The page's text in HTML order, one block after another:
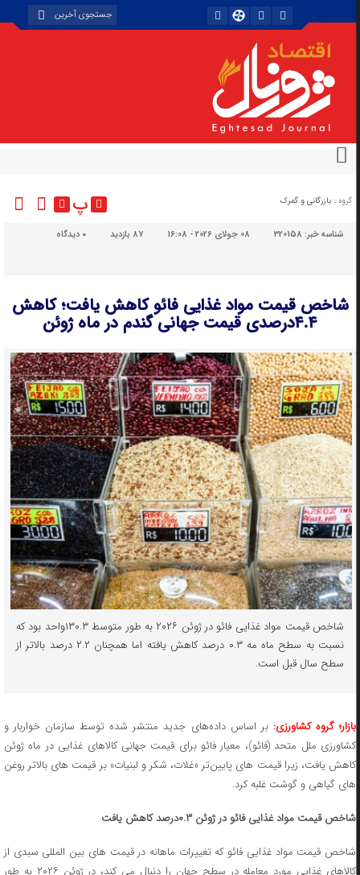
گروه : بازرگانی و گمرک پ
شناسه خبر:320158 08 جولای 2026 - 16:08 87 بازدید دیدگاه
شاخص قیمت مواد غذایی فائو کاهش یافت؛ کاهش
۴.۴درصدی قیمت جهانی گندم در ماه ژوئن
شاخص قیمت مواد غذایی فائو در ژوئن ۲۰۲۶ به طور متوسط ۱۳۰.۳واحد بود که
نسبت به سطح ماه مه ۰.۳ درصد کاهش یافته اما همچنان ۲.۲ درصد بالاتر از
سطح سال قبل است.
بازار؛ گروه کشاورزی:بر اساس داده‌های جدید منتشر شده توسط سازمان خواربار و
کشاورزی ملل متحد (فائو)، معیار فائو برای قیمت جهانی کالاهای غذایی در ماه ژوئن
کاهش یافت، زیرا قیمت‌ های پایین‌تر «غلات، شکر و لبنیات» بر قیمت های بالاتر روغن‌
های گیاهی و گوشت غلبه کرد.
شاخص قیمت مواد غذایی فائو در ژوئن ۰.۳درصد کاهش یافت
شاخص قیمت مواد غذایی فائو که تغییرات ماهانه در قیمت ‌های بین‌ المللی سبدی از
کالاهای غذایی مورد معامله در سطح جهان را دنبال می ‌کند، در ژوئن ۲۰۲۶ به طور